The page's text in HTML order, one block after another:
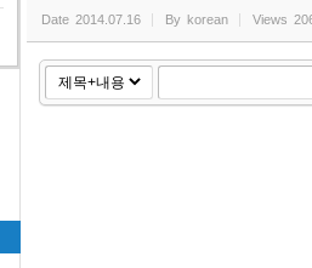
Date 2014.07.16 By korean Views